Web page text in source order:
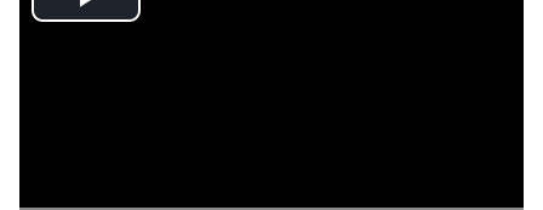
Play